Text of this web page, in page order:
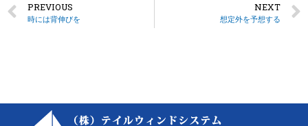
PREVIOUS
時には背伸びを
NEXT
想定外を予想する